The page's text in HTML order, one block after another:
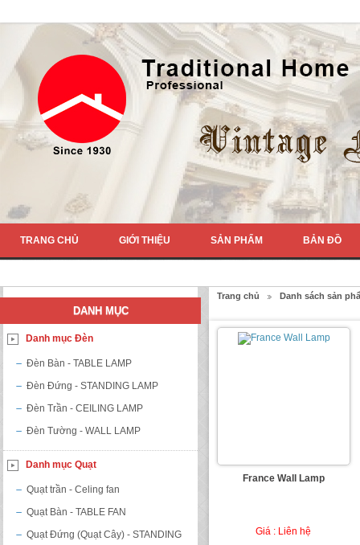
TRANG CHỦ GIỚI THIỆU SẢN PHẨM BẢN ĐỒ
Trang chủ Danh sách sản
France Wall Lamp
Giá : Liên hệ
DANH MỤC
Danh mục Đèn
Đèn Bàn - TABLE LAMP
Đèn Đứng - STANDING LAMP
Đèn Trần - CEILING LAMP
Đèn Tường - WALL LAMP
Danh mục Quạt
Quạt trần - Celing fan
Quạt Bàn - TABLE FAN
Quạt Đứng (Quạt Cây) - STANDING